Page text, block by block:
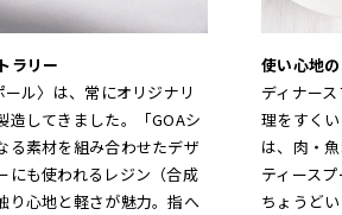
ラリー
ル〉は、常にオリジナリ
造してきました。「GOAシ
る素材を組み合わせたデザ
にも使われるレジン（合成
り心地と軽さが魅力。指へ
使い心地
ディナー
理をすく
は、肉・
ティース
ちょうどい